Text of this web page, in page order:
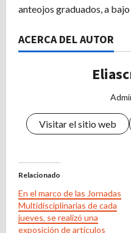
anteojos graduados, a
ACERCA DEL AUTOR
Visitar el sitio web
Relacionado
En el marco de las Jornadas
Multidisciplinarias de cada
jueves, se realizó una
exposición de artículos